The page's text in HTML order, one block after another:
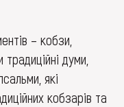
– кобзи,
думи,
які
кобзарів та